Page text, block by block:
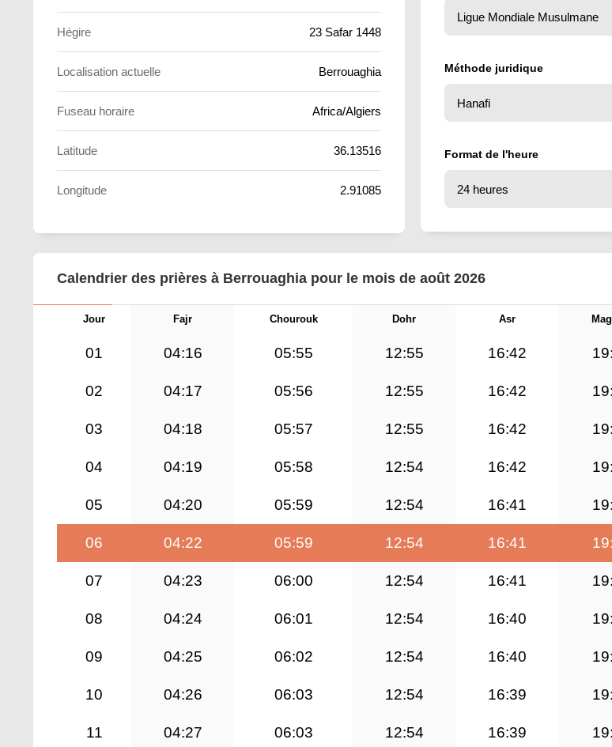
Hégire 23 Safar 1448
Localisation actuelle Berrouaghia
Fuseau horaire Africa/Algiers
Latitude 36.13516
Longitude 2.91085
Méthode juridique
Format de l'heure
Calendrier des prières à Berrouaghia pour le mois de août 2026
Jour Fajr Chourouk Dohr Asr
01 04:16 05:55 12:55 16:42
02 04:17 05:56 12:55 16:42
03 04:18 05:57 12:55 16:42
04 04:19 05:58 12:54 16:42
05 04:20 05:59 12:54 16:41
06 04:22 05:59 12:54 16:41
07 04:23 06:00 12:54 16:41
08 04:24 06:01 12:54 16:40
09 04:25 06:02 12:54 16:40
10 04:26 06:03 12:54 16:39
11 04:27 06:03 12:54 16:39